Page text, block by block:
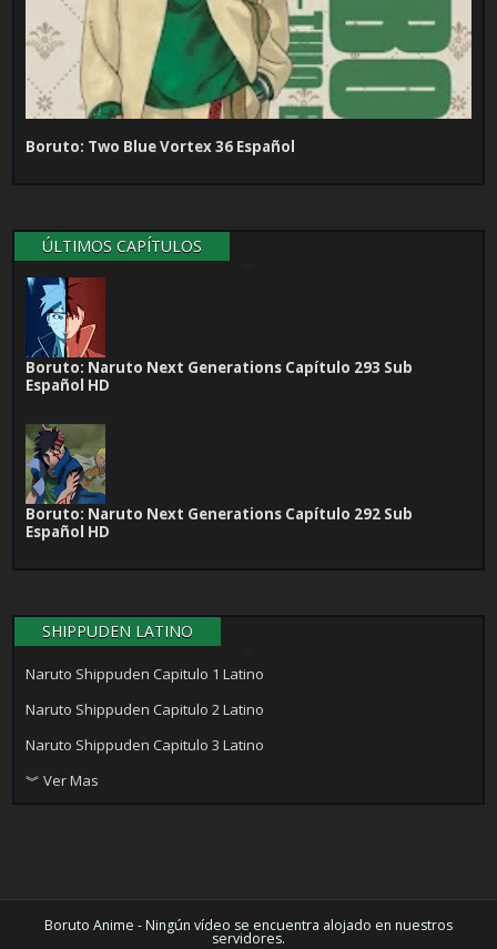
Boruto: Two Blue Vortex 36 Español
ÚLTIMOS CAPÍTULOS
Boruto: Naruto Next Generations Capítulo 293 Sub
Español HD
Boruto: Naruto Next Generations Capítulo 292 Sub
Español HD
SHIPPUDEN LATINO
Naruto Shippuden Capitulo 1 Latino
Naruto Shippuden Capitulo 2 Latino
Naruto Shippuden Capitulo 3 Latino
︾ Ver Mas
Boruto Anime - Ningún vídeo se encuentra alojado en nuestros
servidores.